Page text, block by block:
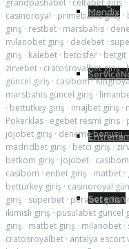
Mendix
Soterion
casinoroyal · primebahis giriş ·
giriş · restbet · marsbahis ·
milanobet giriş · dedebet ·
giriş · kalebet · betosfer · betgit
zirvebet · cratosroyalbet giriş·
güncel giriş · casibom·
marsbahis güncel giriş ·
· bettutkey giriş · imajbet giriş ·
Pokerklas · egebet resmi giris ·
jojobet giriş · deneme bonusu·
madridbet giriş · betci giriş ·
betkom giriş · Jojobet ·
casibom · enbet giriş · matbet ·
betturkey giriş · casinoroyal
giriş · süperbet · perabet giriş·
ikimisli giriş · pusulabet güncel
giriş · matbet giriş · milanobet ·
cratosroyalbet · antalya escort